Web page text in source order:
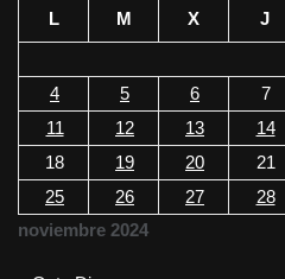
noviembre 2024
L M X J
4
5 6 7
11
12 13 14
18
19 20 21
25
26 27 28